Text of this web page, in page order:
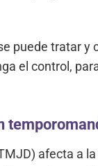
puede tratar y
el control,
afecta a